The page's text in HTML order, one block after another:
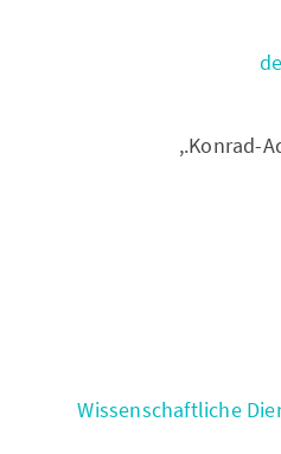
Konrad-
Wissenschaftliche